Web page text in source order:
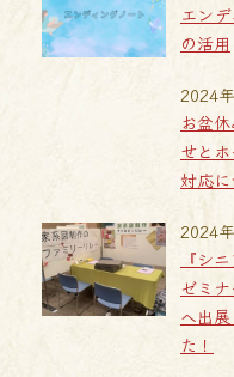
エン
の活用
お盆
せと
対応
2024
『シ
ゼミナ
へ出
た！
2024